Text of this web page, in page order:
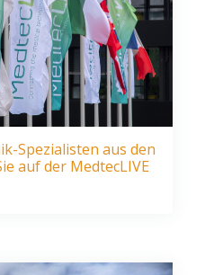
Spezialisten aus den
auf der MedtecLIVE